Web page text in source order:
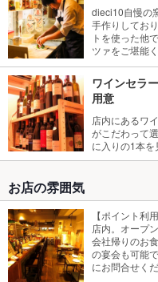
dieci10自慢の
手作りしてお
トを使った他
ツァをご堪能く
ワインセラ
用意
店内にあるワ
がこだわって
に入りの1本
お店の雰囲気
【ポイント利
店内。オープ
会社帰りのお
の宴会も可能
にお問合せくだ